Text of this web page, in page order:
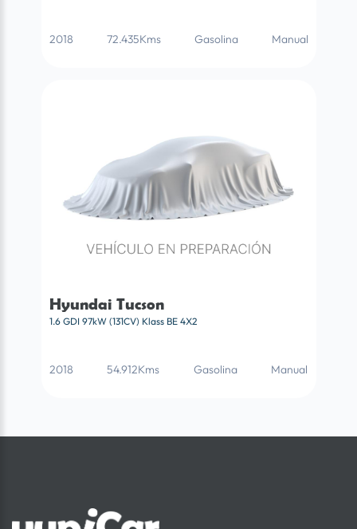
2018 72.435Kms Gasolina Manual
Hyundai Tucson
1.6 GDI 97kW (131CV) Klass BE 4X2
2018 54.912Kms Gasolina Manual